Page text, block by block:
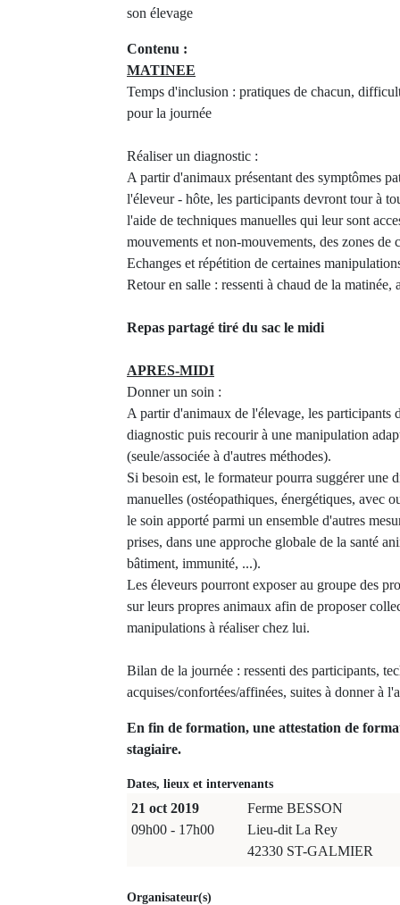
son élevage
Contenu :
MATINEE
Temps d'inclusion : pratiques de chacun,
pour la journée
Réaliser un diagnostic :
A partir d'animaux présentant des symptômes
l'éleveur - hôte, les participants devront tour à
l'aide de techniques manuelles qui leur sont
mouvements et non-mouvements, des zones de
Echanges et répétition de certaines
Retour en salle : ressenti à chaud de la matinée,
Repas partagé tiré du sac le midi
APRES-MIDI
Donner un soin :
A partir d'animaux de l'élevage, les participants
diagnostic puis recourir à une manipulation
(seule/associée à d'autres méthodes).
Si besoin est, le formateur pourra suggérer une
manuelles (ostéopathiques, énergétiques, avec
le soin apporté parmi un ensemble d'autres
prises, dans une approche globale de la santé
bâtiment, immunité, ...).
Les éleveurs pourront exposer au groupe des
sur leurs propres animaux afin de proposer
manipulations à réaliser chez lui.
Bilan de la journée : ressenti des participants,
acquises/confortées/affinées, suites à donner à
En fin de formation, une attestation de
stagiaire.
Dates, lieux et intervenants
21 oct 2019
09h00 - 17h00
Ferme BESSON
Lieu-dit La Rey
42330 ST-GALMIER
Organisateur(s)